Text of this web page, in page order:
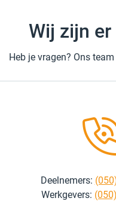
Wij zijn
Heb je vragen? Ons
Deelnemers:
Werkgevers: